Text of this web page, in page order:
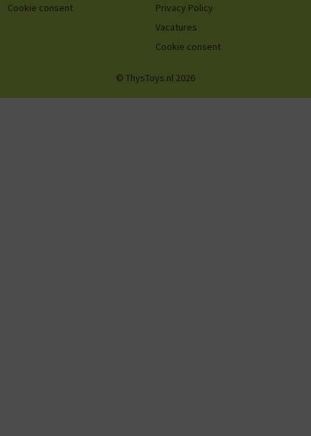
Cookie consent
Privacy Policy
Vacatures
Cookie consent
© ThysToys.nl 2026